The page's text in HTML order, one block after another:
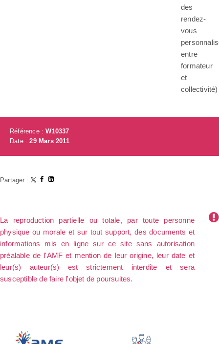
des
rendez-
vous
entre
formateur
et
collectivité)
Référence :W10337
Date :29 Mars 2011
Partager :
La reproduction partielle ou totale, par toute personne
physique ou morale et sur tout support, des documents et
informations mis en ligne sur ce site sans autorisation
préalable de l'AMF et mention de leur origine, leur date et
leur(s) auteur(s) est strictement interdite et sera
susceptible de faire l'objet de poursuites.